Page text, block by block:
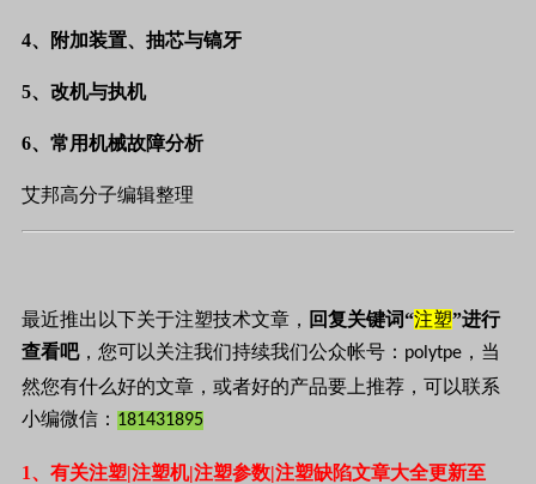
4、附加装置、抽芯与镐牙
5、改机与执机
6、常用机械故障分析
艾邦高分子编辑整理
最近推出以下关于注塑技术文章， 回复关键词“注塑”进行
查看吧，您可以关注我们持续我们公众帐号： polytpe ，当
然您有什么好的文章，或者好的产品要上推荐，可以联系
小编微信： 181431895
1、有关注塑|注塑机|注塑参数|注塑缺陷文章大全更新至